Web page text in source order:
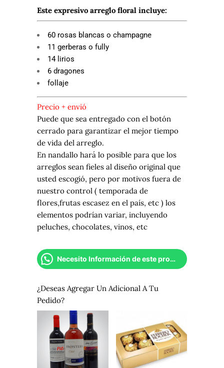
era:
₡172,494.
es:
Este expresivo arreglo floral incluye:
60 rosas blancas o champagne
11 gerberas o fully
14 lirios
6 dragones
follaje
Precio + envió
Puede que sea entregado con el botón
cerrado para garantizar el mejor tiempo
de vida del arreglo.
En nandallo hará lo posible para que los
arreglos sean fieles al diseño original que
usted escogió, pero por motivos fuera de
nuestro control ( temporada de
flores,frutas escasez en el país, etc ) los
elementos podrían variar, incluyendo
peluches, chocolates, vinos, etc
Necesito Información de este producto
¿Deseas Agregar Un Adicional A Tu
Pedido?